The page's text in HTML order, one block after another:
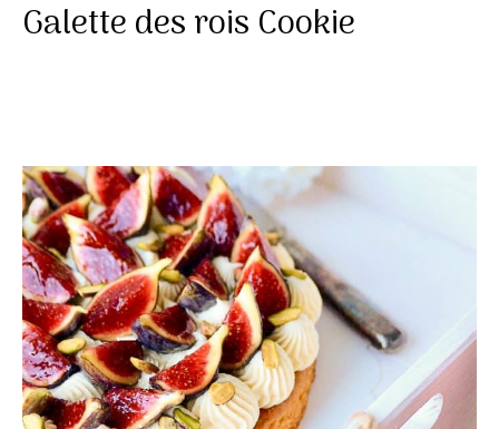
Galette des rois Cookie